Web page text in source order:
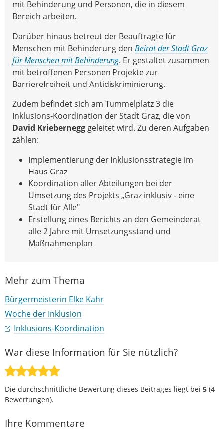
mit Behinderung und Personen, die in diesem
Bereich arbeiten.
Darüber hinaus betreut der Beauftragte für
Menschen mit Behinderung den Beirat der Stadt Graz
für Menschen mit Behinderung. Er gestaltet zusammen
mit betroffenen Personen Projekte zur
Barrierefreiheit und Antidiskriminierung.
Zudem befindet sich am Tummelplatz 3 die
Inklusions-Koordination der Stadt Graz, die von
David Kriebernegg geleitet wird. Zu deren Aufgaben
zählen:
Implementierung der Inklusionsstrategie im
Haus Graz
Koordination aller Abteilungen bei der
Umsetzung des Projekts „Graz inklusiv - eine
Stadt für Alle"
Erstellung eines Berichts an den Gemeinderat
alle 2 Jahre mit Umsetzungsstand und
Maßnahmenplan
Mehr zum Thema
Bürgermeisterin Elke Kahr
Woche der Inklusion
Inklusions-Koordination
War diese Information für Sie nützlich?
Die durchschnittliche Bewertung dieses Beitrages liegt bei 5 (4
Bewertungen).
Ihre Kommentare